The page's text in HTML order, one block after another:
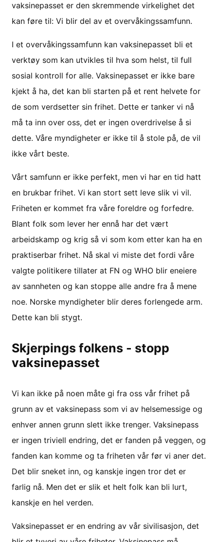
vaksinepasset er den skremmende virkelighet det
kan føre til: Vi blir del av et overvåkingssamfunn.
I et overvåkingssamfunn kan vaksinepasset bli et
verktøy som kan utvikles til hva som helst, til full
sosial kontroll for alle. Vaksinepasset er ikke bare
kjekt å ha, det kan bli starten på et rent helvete for
de som verdsetter sin frihet. Dette er tanker vi nå
må ta inn over oss, det er ingen overdrivelse å si
dette. Våre myndigheter er ikke til å stole på, de vil
ikke vårt beste.
Vårt samfunn er ikke perfekt, men vi har en tid hatt
en brukbar frihet. Vi kan stort sett leve slik vi vil.
Friheten er kommet fra våre foreldre og forfedre.
Blant folk som lever her ennå har det vært
arbeidskamp og krig så vi som kom etter kan ha en
praktiserbar frihet. Nå skal vi miste det fordi våre
valgte politikere tillater at FN og WHO blir eneiere
av sannheten og kan stoppe alle andre fra å mene
noe. Norske myndigheter blir deres forlengede arm.
Dette kan bli stygt.
Skjerpings folkens - stopp
vaksinepasset
Vi kan ikke på noen måte gi fra oss vår frihet på
grunn av et vaksinepass som vi av helsemessige og
enhver annen grunn slett ikke trenger. Vaksinepass
er ingen triviell endring, det er fanden på veggen, og
fanden kan komme og ta friheten vår før vi aner det.
Det blir sneket inn, og kanskje ingen tror det er
farlig nå. Men det er slik et helt folk kan bli lurt,
kanskje en hel verden.
Vaksinepasset er en endring av vår sivilisasjon, det